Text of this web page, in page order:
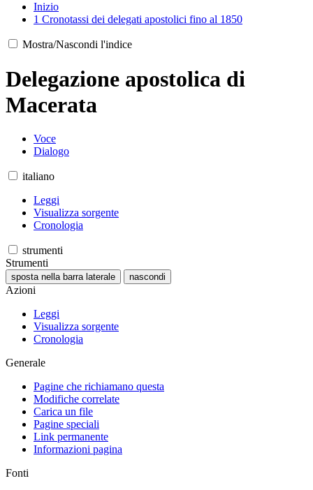
Inizio
1 Cronotassi dei delegati apostolici fino al 1850
Mostra/Nascondi l'indice
Delegazione apostolica di
Macerata
Voce
Dialogo
italiano
Leggi
Visualizza sorgente
Cronologia
strumenti
Strumenti
sposta nella barra laterale nascondi
Azioni
Leggi
Visualizza sorgente
Cronologia
Generale
Pagine che richiamano questa
Modifiche correlate
Carica un file
Pagine speciali
Link permanente
Informazioni pagina
Fonti